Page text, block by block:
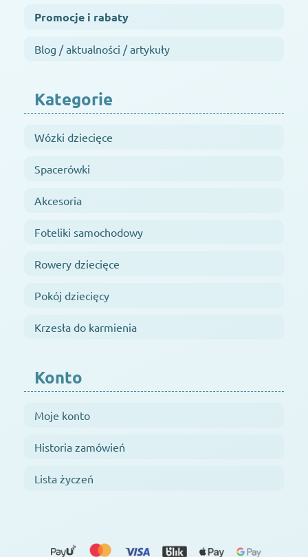
Promocje i rabaty
Blog / aktualności / artykuły
Kategorie
Wózki dziecięce
Spacerówki
Akcesoria
Foteliki samochodowy
Rowery dziecięce
Pokój dziecięcy
Krzesła do karmienia
Konto
Moje konto
Historia zamówień
Lista życzeń